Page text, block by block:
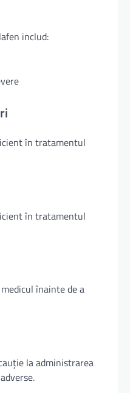
includ:
în tratamentul
în tratamentul
înainte de a
la administrarea